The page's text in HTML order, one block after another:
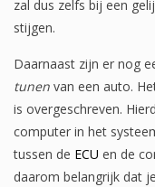
zal dus zelfs bij een
stijgen.
Daarnaast zijn er nog
tunen van een auto.
is overgeschreven.
computer in het
tussen de ECU en de
daarom belangrijk dat